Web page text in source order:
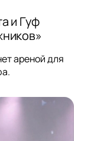
и Гуф
ареной для